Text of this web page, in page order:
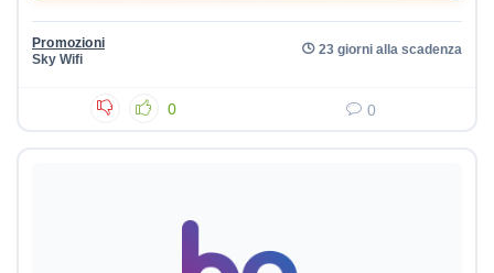
Promozioni
Sky Wifi
23 giorni alla scadenza
0 0